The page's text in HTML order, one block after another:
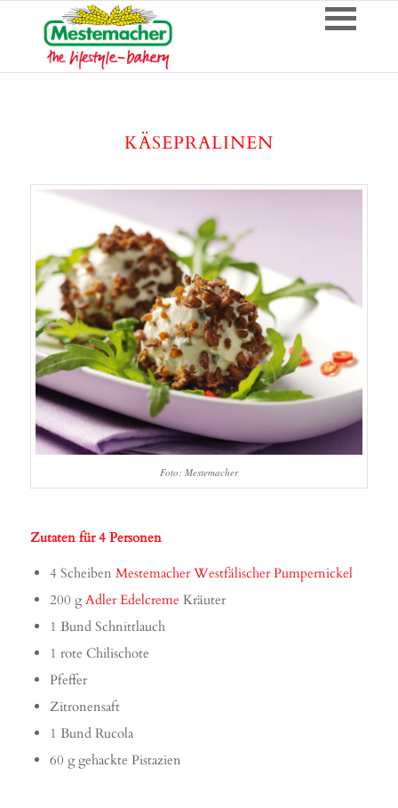
KÄSEPRALINEN
Foto: Mestemacher
Zutaten für 4 Personen
4 Scheiben Mestemacher Westfälischer Pumpernickel
200 gAdler Edelcreme Kräuter
1 Bund Schnittlauch
1 rote Chilischote
Pfeffer
Zitronensaft
1 Bund Rucola
60 g gehackte Pistazien